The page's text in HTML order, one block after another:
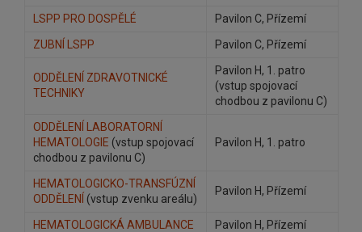
LSPP PRO DOSPĚLÉ
Pavilon C, Přízemí
ZUBNÍ LSPP
Pavilon C, Přízemí
ODDĚLENÍ ZDRAVOTNICKÉ
TECHNIKY
Pavilon H, 1. patro
(vstup spojovací
chodbou z pavilonu C)
ODDĚLENÍ LABORATORNÍ
HEMATOLOGIE (vstup spojovací
chodbou z pavilonu C)
Pavilon H, 1. patro
HEMATOLOGICKO-TRANSFÚZNÍ
ODDĚLENÍ (vstup zvenku areálu)
Pavilon H, Přízemí
HEMATOLOGICKÁ AMBULANCE
Pavilon H, Přízemí